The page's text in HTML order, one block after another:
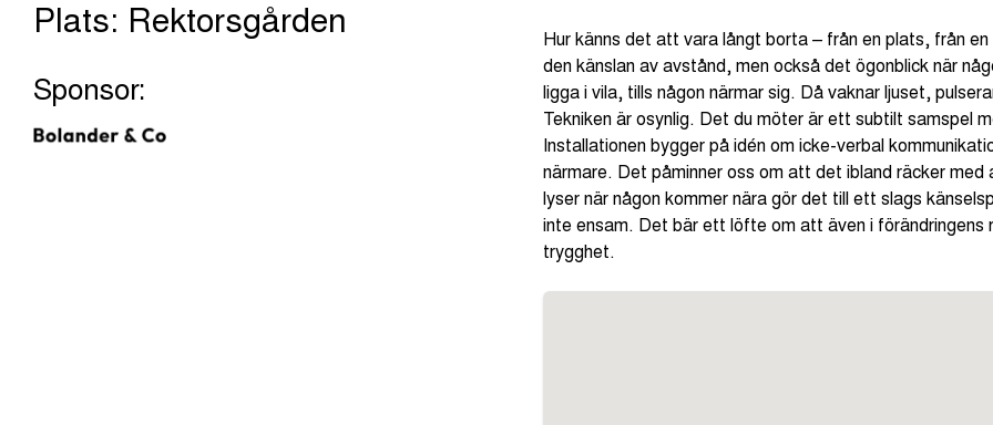
Plats: Rektorsgården
Sponsor:
Hur känns det att vara långt borta – från en plats, från
den känslan av avstånd, men också det ögonblick när
ligga i vila, tills någon närmar sig. Då vaknar ljuset,
Tekniken är osynlig. Det du möter är ett subtilt samspel
Installationen bygger på idén om icke-verbal
närmare. Det påminner oss om att det ibland räcker
lyser när någon kommer nära gör det till ett slags
inte ensam. Det bär ett löfte om att även i
trygghet.